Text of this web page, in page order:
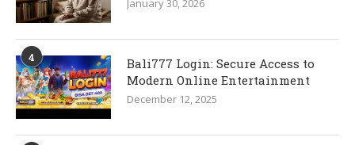
January 30, 2026
4
Bali777 Login: Secure Access to
Modern Online Entertainment
December 12, 2025